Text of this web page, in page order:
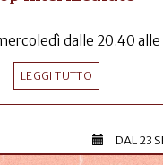
dalle 20.40 alle
LEGGI TUTTO
DAL23